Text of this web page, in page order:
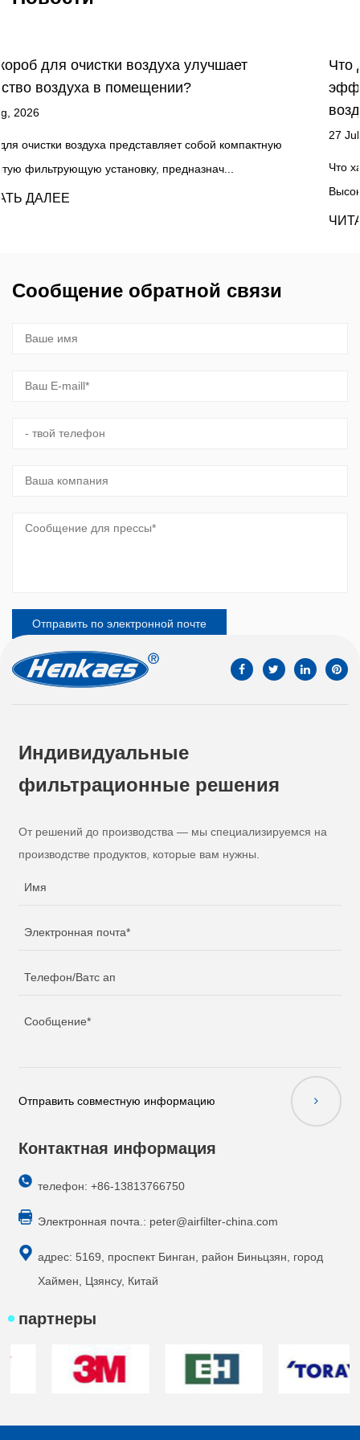
клиентов, а также предоставить нашим клиентам
воздуха.
Что делает HEPA-фильтры такими
эффективными при улавливании частиц в
Что характеризует фильтр как настоящий HEPA
Высокоэффективные сажевые воздушные фильтры ...
Сообщение обратной связи
Индивидуальные
фильтрационные решения
От решений до производства — мы специализируемся на
производстве продуктов, которые вам нужны.
Отправить совместную информацию
Контактная информация
телефон: +86-13813766750
Электронная почта.: peter@airfilter-china.com
адрес: 5169, проспект Бинган, район Биньцзян, город
Хаймен, Цзянсу, Китай
партнеры